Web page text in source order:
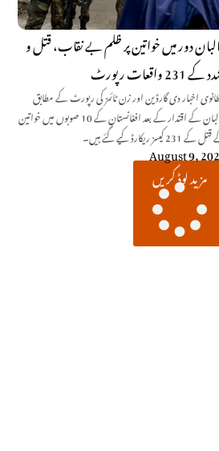
دور میں خواتین پر ظلم بے نقاب، قتل و
واقعات رپورٹ
اخبار دی گارڈین اور زن ٹائمز کی رپورٹ کے مطابق
طالبان کے اقتدار کے بعد افغانستان کے 10 صوبوں میں خواتین
کیسز ریکارڈ کیے گئے ہیں۔
August 9,
مزید لوڈ کریں